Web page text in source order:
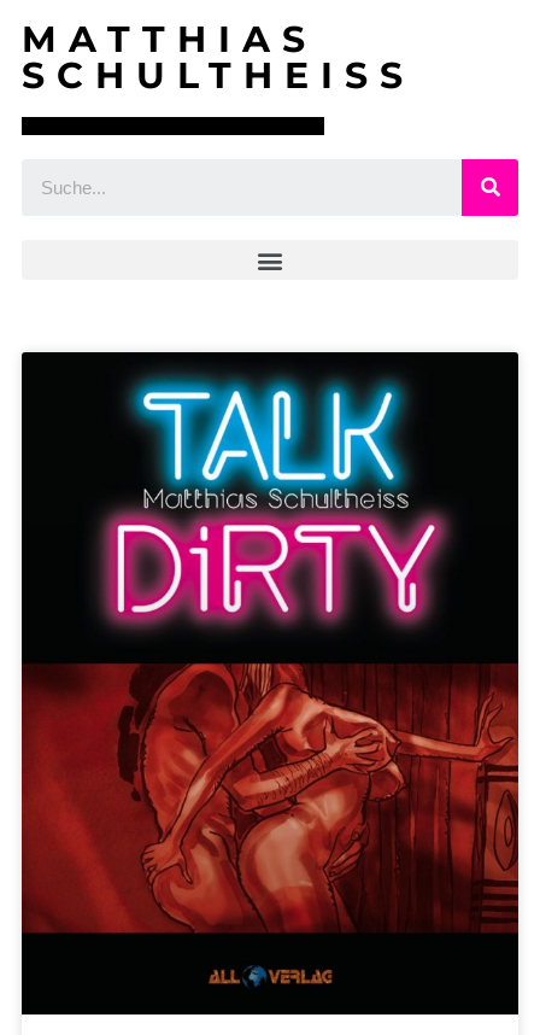
MATTHIAS
SCHULTHEISS